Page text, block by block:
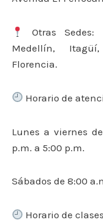
Otras Sedes:
Medellín,
Florencia.
Horario de
Lunes a viernes
p.m. a 5:00 p.m.
Sábados de 8:00
Horario de